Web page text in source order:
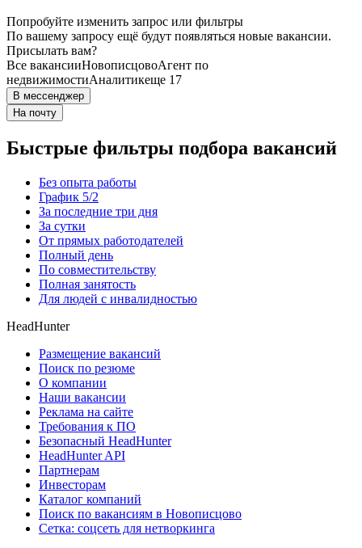
Попробуйте изменить запрос или фильтры
По вашему запросу ещё будут появляться новые вакансии.
Присылать вам?
Все вакансииНовописцовоАгент по
недвижимостиАналитикеще 17
В мессенджер
На почту
Быстрые фильтры подбора вакансий
Без опыта работы
График 5/2
За последние три дня
За сутки
От прямых работодателей
Полный день
По совместительству
Полная занятость
Для людей с инвалидностью
HeadHunter
Размещение вакансий
Поиск по резюме
О компании
Наши вакансии
Реклама на сайте
Требования к ПО
Безопасный HeadHunter
HeadHunter API
Партнерам
Инвесторам
Каталог компаний
Поиск по вакансиям в Новописцово
Сетка: соцсеть для нетворкинга